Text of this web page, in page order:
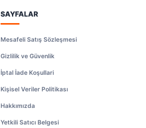
SAYFALAR
Mesafeli Satış Sözleşmesi
Gizlilik ve Güvenlik
İptal İade Koşullari
Kişisel Veriler Politikası
Hakkımızda
Yetkili Satıcı Belgesi